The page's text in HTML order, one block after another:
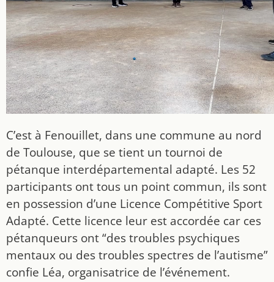
C’est à Fenouillet, dans une commune au nord
de Toulouse, que se tient un tournoi de
pétanque interdépartemental adapté. Les 52
participants ont tous un point commun, ils sont
en possession d’une Licence Compétitive Sport
Adapté. Cette licence leur est accordée car ces
pétanqueurs ont “des troubles psychiques
mentaux ou des troubles spectres de l’autisme”
confie Léa, organisatrice de l’événement.